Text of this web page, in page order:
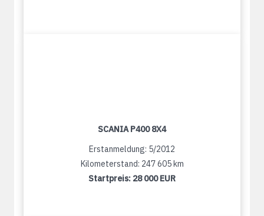
SCANIA P400 8X4
Erstanmeldung: 5/2012
Kilometerstand: 247 605 km
Startpreis: 28 000 EUR